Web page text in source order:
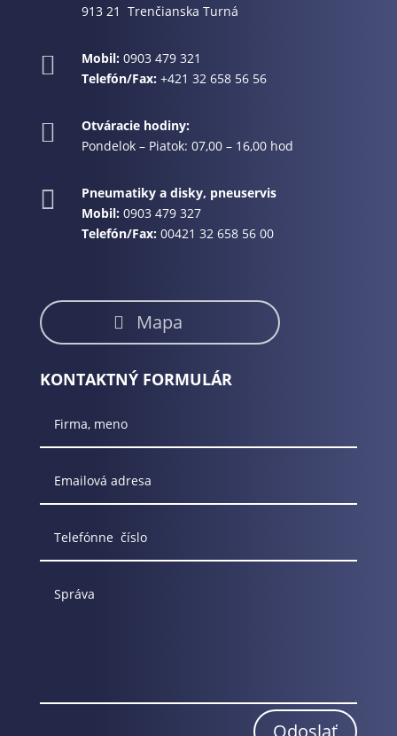
913 21 Trenčianska Turná
 Mobil: 0903 479 321
Telefón/Fax:+421 32 658 56 56

Otváracie hodiny:
Pondelok – Piatok: 07,00 – 16,00 hod

Pneumatiky a disky, pneuservis
Mobil: 0903 479 327
Telefón/Fax:00421 32 658 56 00
Mapa
KONTAKTNÝ FORMULÁR
Odoslať